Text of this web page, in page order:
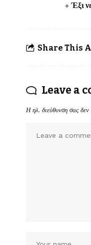
Έξι
Share This
Leave a
Η ηλ. διεύθυνση σας δεν